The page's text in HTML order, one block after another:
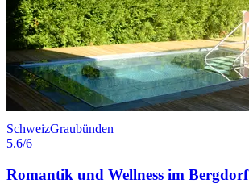
SchweizGraubünden
5.6/6
Romantik und Wellness im Bergdorf